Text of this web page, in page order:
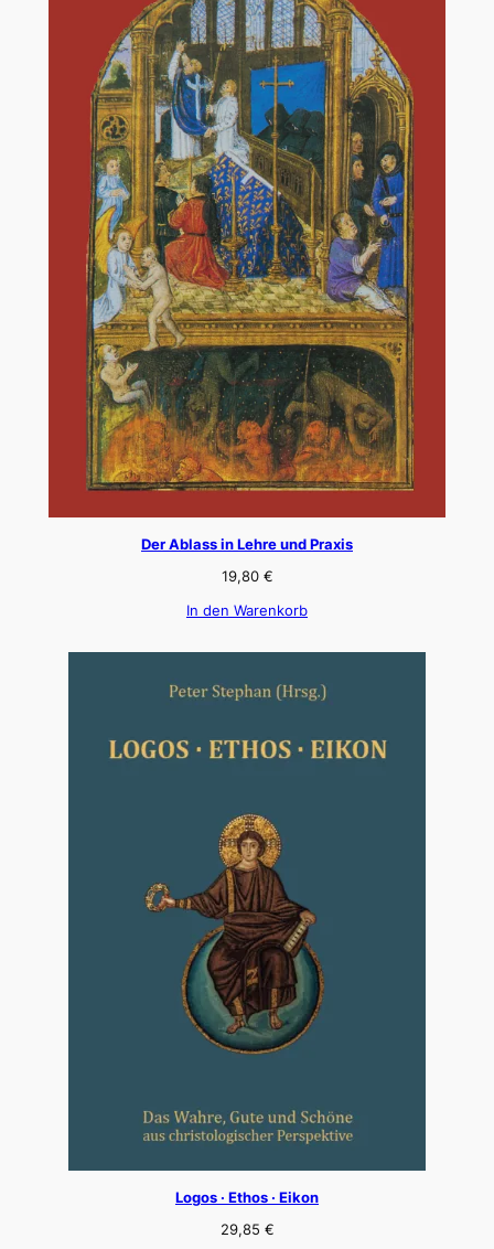
Der Ablass in Lehre und Praxis
19,80 €
In den Warenkorb
Logos · Ethos · Eikon
29,85 €